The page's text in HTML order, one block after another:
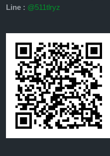
Line : @511tlryz